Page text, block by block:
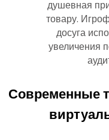
душевная
товару.
досуга
увеличения
Современные